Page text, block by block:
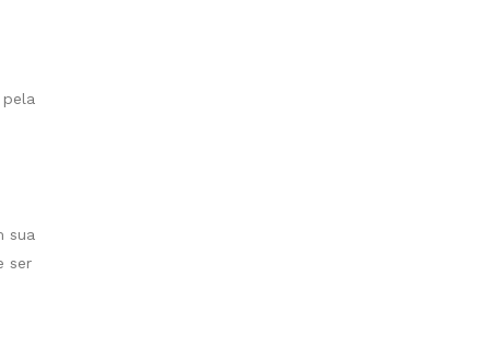
sua
ser